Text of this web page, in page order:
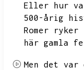
Eller hur
500-årig
Romer
här gamla
Men det